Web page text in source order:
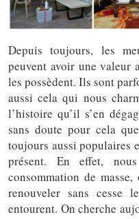
Depuis toujours, les
peuvent avoir une valeur
les possèdent. Ils sont
aussi cela qui nous
l’histoire qu’il s’en
sans doute pour cela
toujours aussi populaires
présent. En effet,
consommation de
renouveler sans cesse
entourent. On cherche